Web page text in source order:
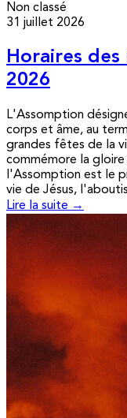
Non classé
31 juillet 2026
Horaires des
2026
L'Assomption
corps et âme, au
grandes fêtes de la
commémore la gloire
l'Assomption est le
vie de Jésus,
Lire la suite →